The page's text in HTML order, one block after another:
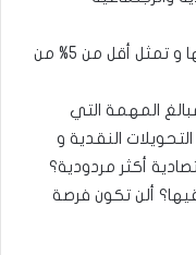
– حقوق المورد بقيت ثابتة في قيمتها و تمثل أقل من 5% من
المهمة التي
النقدية و
أكثر مردودية؟
ألن تكون فرصة